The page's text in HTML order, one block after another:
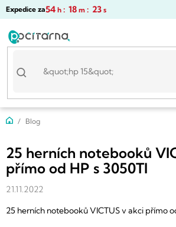
PřejítExpedice za54 h : 18 m : 23 s
DomůBlog
25 herních notebooků
přímo od HP s 3050TI
21.11.2022
25 herních notebooků VICTUS v akci přímo